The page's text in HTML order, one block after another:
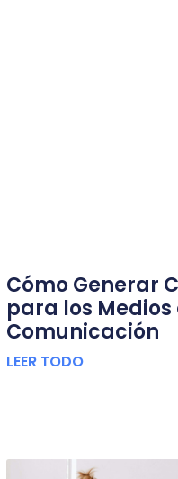
Cómo Generar
para los Medios
Comunicación
LEER TODO